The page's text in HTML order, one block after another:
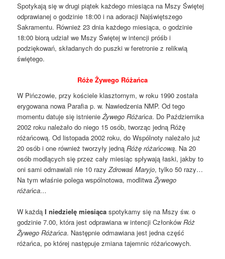
Spotykają się w drugi piątek każdego miesiąca na Mszy Świętej
odprawianej o godzinie 18:00 i na adoracji Najświętszego
Sakramentu. Również 23 dnia każdego miesiąca, o godzinie
18:00 biorą udział we Mszy Świętej w intencji próśb i
podziękowań, składanych do puszki w feretronie z relikwią
świętego.
Róże Żywego Różańca
W Pińczowie, przy kościele klasztornym, w roku 1990 została
erygowana nowa Parafia p. w. Nawiedzenia NMP. Od tego
momentu datuje się istnienieŻywego Różańca. Do Października
2002 roku należało do niego 15 osób, tworząc jedną Różę
różańcową. Od listopada 2002 roku, do Wspólnoty należało już
20 osób i one również tworzyły jednąRóżę różańcową. Na 20
osób modlących się przez cały miesiąc spływają łaski, jakby to
oni sami odmawiali nie 10 razyZdrowaś Maryjo, tylko 50 razy…
Na tym właśnie polega wspólnotowa, modlitwaŻywego
różańca…
W każdąI niedzielę miesiąca spotykamy się na Mszy św. o
godzinie 7.00, która jest odprawiana w intencji CzłonkówRóż
Żywego Różańca. Następnie odmawiana jest jedna część
różańca, po której następuje zmiana tajemnic różańcowych.